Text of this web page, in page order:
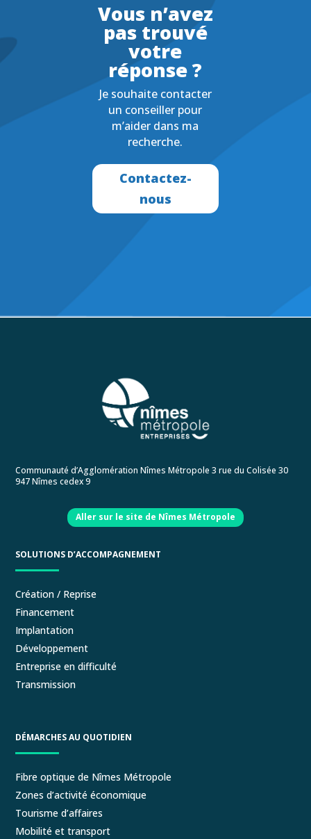
Vous n’avez
pas trouvé
votre
réponse ?
Je souhaite contacter
un conseiller pour
m’aider dans ma
recherche.
Contactez-
nous
Communauté d’Agglomération Nîmes Métropole 3 rue du Colisée 30
947 Nîmes cedex 9
Aller sur le site de Nîmes Métropole
SOLUTIONS D’ACCOMPAGNEMENT
Création / Reprise
Financement
Implantation
Développement
Entreprise en difficulté
Transmission
DÉMARCHES AU QUOTIDIEN
Fibre optique de Nîmes Métropole
Zones d’activité économique
Tourisme d’affaires
Mobilité et transport